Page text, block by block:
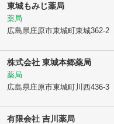
東城もみじ薬局
薬局
広島県庄原市東城町東城362-2
株式会社 東城本郷薬局
薬局
広島県庄原市東城町川西436-3
有限会社 吉川薬局